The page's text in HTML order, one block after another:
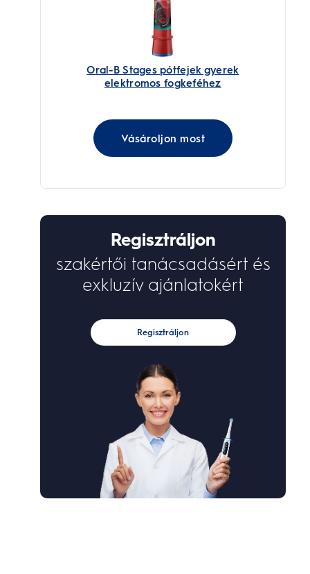
Oral-B Stages pótfejek gyerek
elektromos fogkeféhez
Vásároljon most
Regisztráljon
szakértői tanácsadásért és
exkluzív ajánlatokért
Regisztráljon